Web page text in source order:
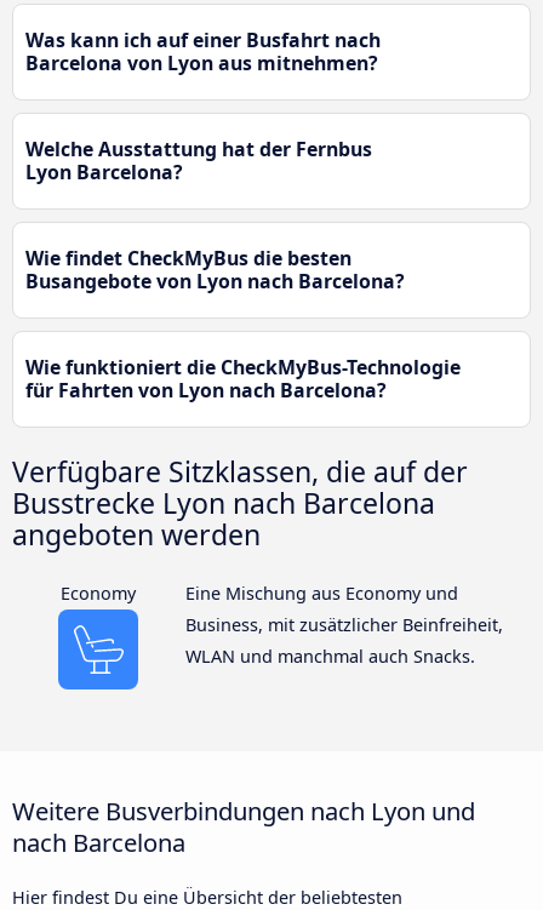
Was kann ich auf einer Busfahrt nach
Barcelona von Lyon aus mitnehmen?
Welche Ausstattung hat der Fernbus
Lyon Barcelona?
Wie findet CheckMyBus die besten
Busangebote von Lyon nach Barcelona?
Wie funktioniert die CheckMyBus-Technologie
für Fahrten von Lyon nach Barcelona?
Verfügbare Sitzklassen, die auf der
Busstrecke Lyon nach Barcelona
angeboten werden
Economy
Eine Mischung aus Economy und
Business, mit zusätzlicher Beinfreiheit,
WLAN und manchmal auch Snacks.
Weitere Busverbindungen nach Lyon und
nach Barcelona
Hier findest Du eine Übersicht der beliebtesten